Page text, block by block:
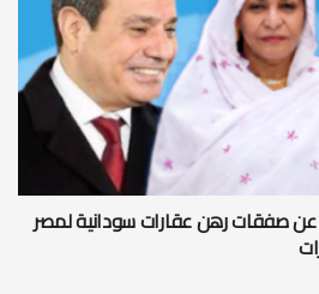
صفقات رهن عقارات سودانية لمصر